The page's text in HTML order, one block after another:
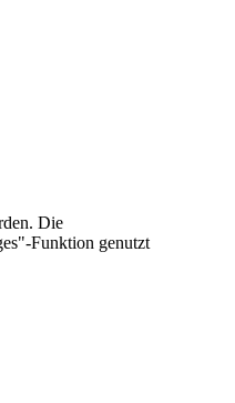
Die
Funktion genutzt